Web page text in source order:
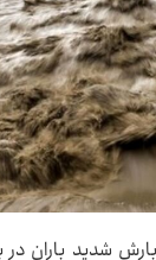
شدید باران در